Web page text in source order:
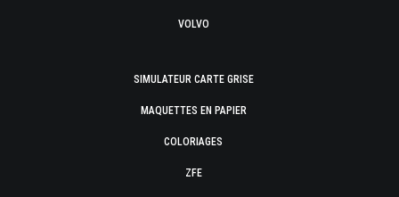
VOLVO
SIMULATEUR CARTE GRISE
MAQUETTES EN PAPIER
COLORIAGES
ZFE